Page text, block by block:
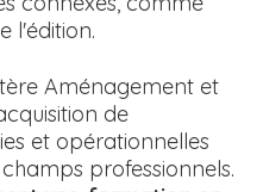
l'édition.
Aménagement et
de
et opérationnelles
professionnels.